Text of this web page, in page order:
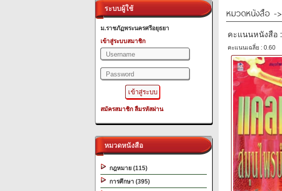
ระบบผู้ใช้
ม.ราชภัฏพระนครศรีอยุธยา
เข้าสู่ระบบสมาชิก
สมัครสมาชิก ลืมรหัสผ่าน
หมวดหนังสือ
กฎหมาย (115)
การศึกษา (395)
หมวดหนังสือ ->
คะแนนหนังสือ :
คะแนนเฉลี่ย : 0.60